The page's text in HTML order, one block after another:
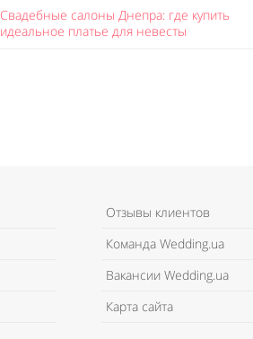
Свадебные салоны Днепра: где купить
идеальное платье для невесты
Отзывы клиентов
Команда Wedding.ua
Вакансии Wedding.ua
Карта сайта